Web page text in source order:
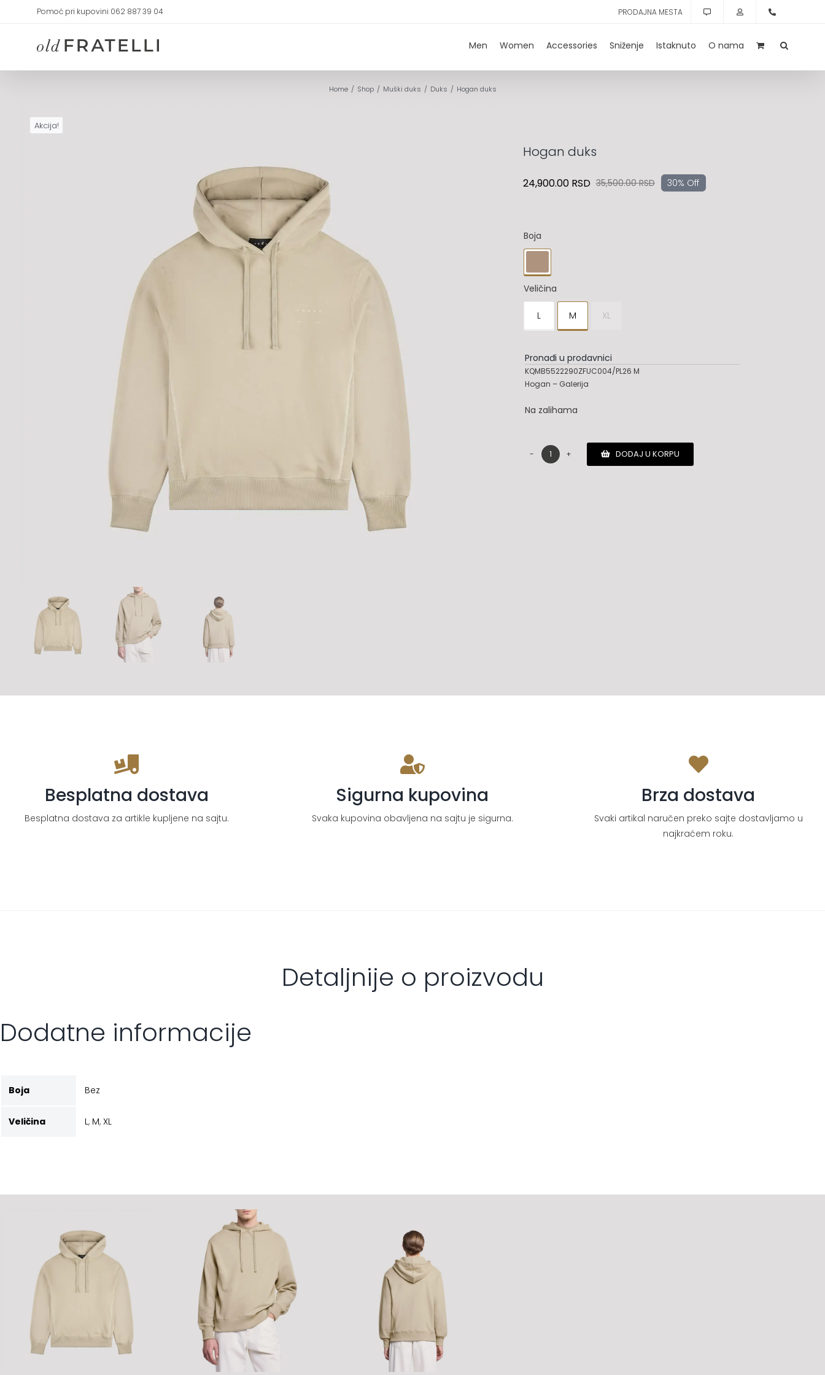
Pomoć pri kupovini 062 887 39 04 PRODAJNA MESTA
Men Women Accessories Sniženje Istaknuto O nama
Home Shop Muški duks Duks Hogan duks
Akcija!
Hogan duks
35,500.00RSDOriginalna
24,900.00 RSD
Trenutna
30% Off
Boja
Veličina
L M XL
Pronađi u prodavnici
KQMB5522290ZFUC004/PL26 M
Hogan – Galerija
Na zalihama
Hogan
DODAJ U KORPU
Besplatna dostava
Besplatna dostava za artikle kupljene na sajtu.
Sigurna kupovina
Svaka kupovina obavljena na sajtu je sigurna.
Brza dostava
Svaki artikal naručen preko sajte dostavljamo u
najkraćem roku.
Detaljnije o proizvodu
Dodatne informacije
Boja Bez
Veličina L, M, XL